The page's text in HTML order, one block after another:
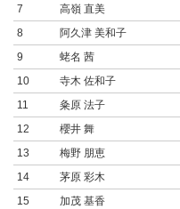
7
高嶺 直美
8
阿久津 美和子
9
蛯名 茜
10
寺木 佐和子
11
粂原 法子
12
櫻井 舞
13
梅野 朋恵
14
茅原 彩木
15
加茂 基香